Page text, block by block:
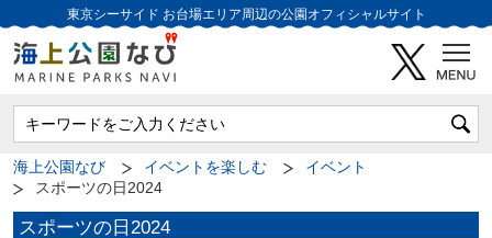
東京シーサイド お台場エリア周辺の公園オフィシャルサイト
海上公園なび イベントを楽しむ
イベント
スポーツの日2024
スポーツの日2024